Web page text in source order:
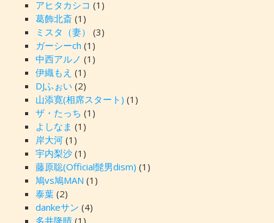
アヒタカシコ (1)
葛飾北斎(1)
ミスタ（妻）
(3)
ガーシーch (1)
中西アルノ (1)
伊織もえ (1)
DJふぉい (2)
山添寛(相席スタート) (1)
ザ・たっち (1)
よしなま (1)
岸大河(1)
宇内梨沙(1)
藤原聡(Official髭男dism) (1)
鳩vs鳩MAN (1)
泰葉(2)
dankeサン (4)